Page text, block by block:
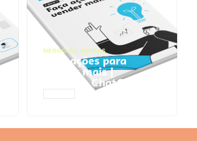
NEGÓCIOS, VENDAS
Faça ações para
vender mais |
Prompts ChatGPT